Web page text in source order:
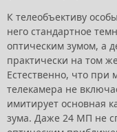
К телеобъективу
него стандартное
оптическим зумом, а
практически на том
Естественно, что при
телекамера не
имитирует основная
зума. Даже 24 МП не